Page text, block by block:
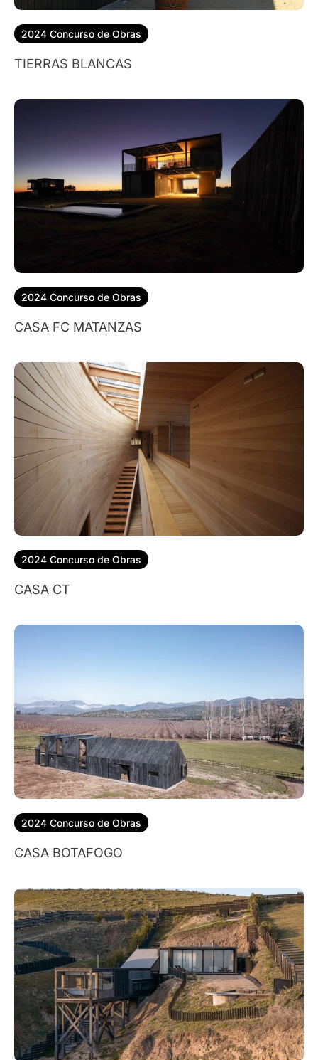
2024 Concurso de Obras
TIERRAS BLANCAS
2024 Concurso de Obras
CASA FC MATANZAS
2024 Concurso de Obras
CASA CT
2024 Concurso de Obras
CASA BOTAFOGO